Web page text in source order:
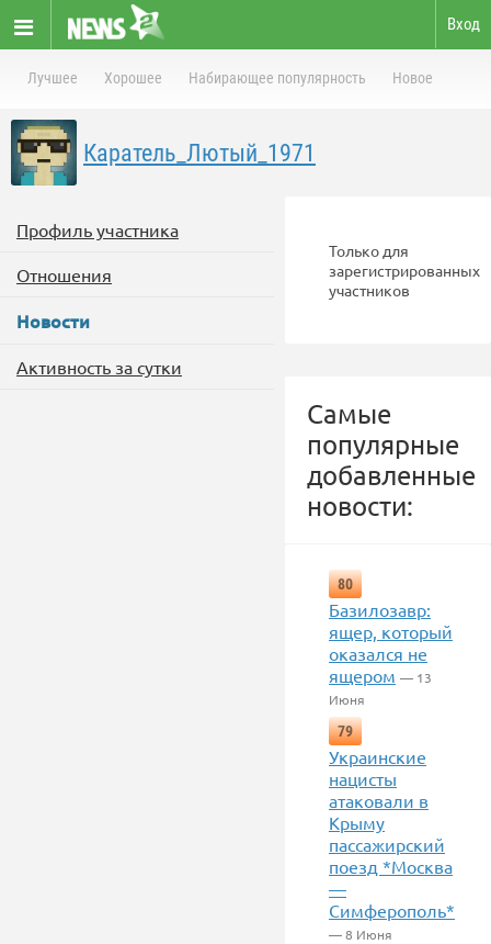
Вход
Лучшее Хорошее Набирающее популярность Новое
Каратель_Лютый_1971
Профиль участника
Отношения
Новости
Активность за сутки
Только для
зарегистрированных
участников
Самые
популярные
добавленные
новости:
80
Базилозавр:
ящер, который
оказался не
ящером — 13
Июня
79
Украинские
нацисты
атаковали в
Крыму
пассажирский
поезд *Москва
—
Симферополь*
— 8 Июня